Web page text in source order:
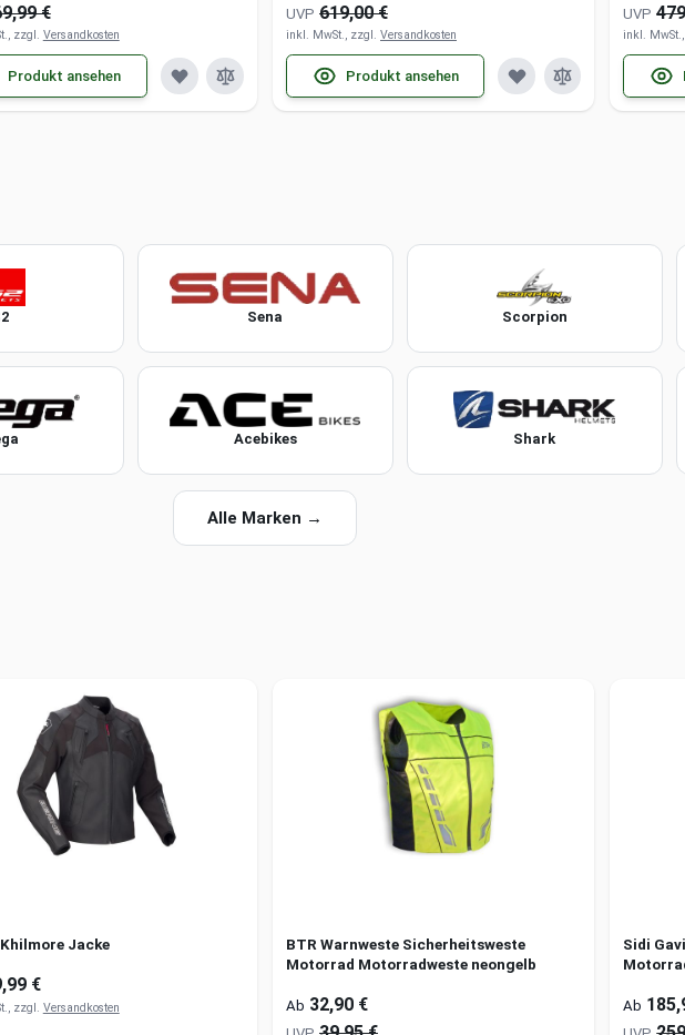
€
zzgl. Versandkosten
Produkt ansehen
UVP 619,00 €
inkl. MwSt., zzgl. Versandkosten
Produkt ansehen
UVP
inkl.
Sena Scorpion
Acebikes Shark
Alle Marken →
Jacke
€
zzgl. Versandkosten
BTR Warnweste Sicherheitsweste
Motorrad Motorradweste neongelb
Ab 32,90 €
Sidi
Ab